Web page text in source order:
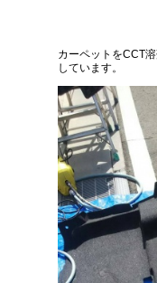
カーペットをCCT
しています。